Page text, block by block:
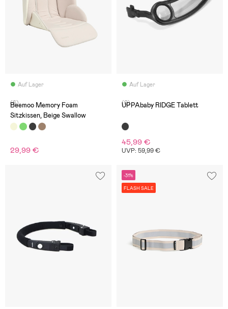
Auf Lager
(6)
Beemoo Memory Foam
Sitzkissen, Beige Swallow
29,99 €
Auf Lager
(0)
UPPAbaby RIDGE Tablett
45,99 €
UVP: 59,99 €
-31%
FLASH SALE